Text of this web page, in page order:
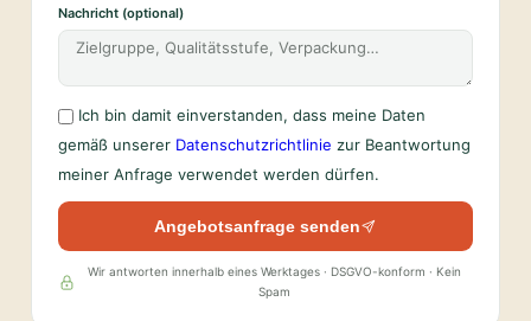
Nachricht (optional)
Ich bin damit einverstanden, dass meine Daten
gemäß unserer Datenschutzrichtlinie zur Beantwortung
meiner Anfrage verwendet werden dürfen.
Angebotsanfrage senden
Wir antworten innerhalb eines Werktages · DSGVO-konform · Kein
Spam